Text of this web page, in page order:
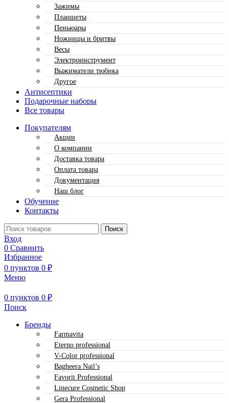
Зажимы
Планшеты
Пеньюары
Ножницы и бритвы
Весы
Электроинструмент
Выжиматели тюбика
Другое
Антисептики
Подарочные наборы
Все товары
Покупателям
Акции
О компании
Доставка товара
Оплата товара
Документация
Наш блог
Обучение
Контакты
Поиск
Вход
0 Сравнить
Избранное
0 пунктов 0 ₽
Меню
0 пунктов 0 ₽
Поиск
Бренды
Farmavita
Eterno professional
V-Color professional
Bagheera Nail’s
Favorit Professional
Linecure Cosmetic Shop
Gera Professional